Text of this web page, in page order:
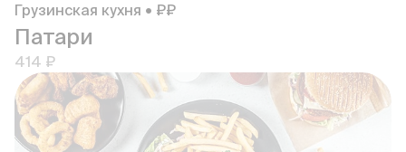
Грузинская кухня • ₽₽
Патари
414 ₽